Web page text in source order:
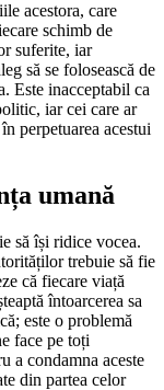
acestora, care
schimb de
suferite, iar
să se folosească de
Este inacceptabil ca
iar cei care ar
perpetuarea acestui
umană
să își ridice vocea.
trebuie să fie
că fiecare viață
întoarcerea sa
este o problemă
face pe toți
a condamna aceste
din partea celor